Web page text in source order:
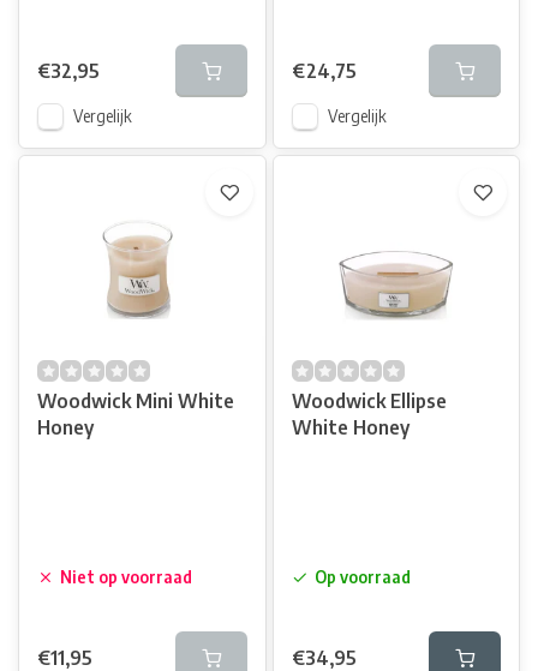
€32,95
Vergelijk
€24,75
Vergelijk
Woodwick Mini White
Honey
Niet op voorraad
€11,95
Woodwick Ellipse
White Honey
Op voorraad
€34,95